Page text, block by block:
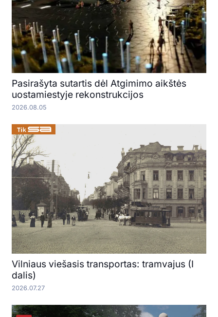
Pasirašyta sutartis dėl Atgimimo aikštės
uostamiestyje rekonstrukcijos
2026.08.05
Vilniaus viešasis transportas: tramvajus (I
dalis)
2026.07.27